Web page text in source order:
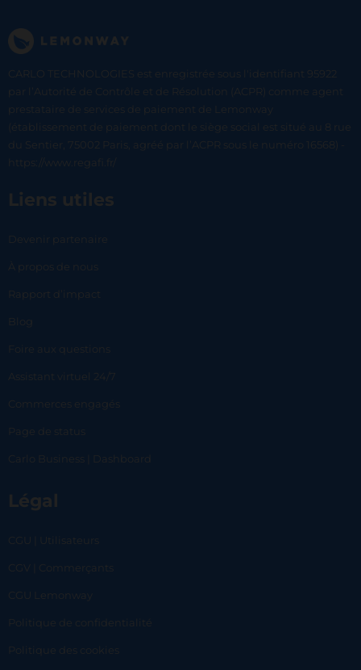
CARLO TECHNOLOGIES est enregistrée sous l'identifiant 95922
par l’Autorité de Contrôle et de Résolution (ACPR) comme agent
prestataire de services de paiement de Lemonway
(établissement de paiement dont le siège social est situé au 8 rue
du Sentier, 75002 Paris, agréé par l’ACPR sous le numéro 16568) -
https://www.regafi.fr/
Liens utiles
Devenir partenaire
À propos de nous
Rapport d’impact
Blog
Foire aux questions
Assistant virtuel 24/7
Commerces engagés
Page de status
Carlo Business | Dashboard
Légal
CGU | Utilisateurs
CGV | Commerçants
CGU Lemonway
Politique de confidentialité
Politique des cookies